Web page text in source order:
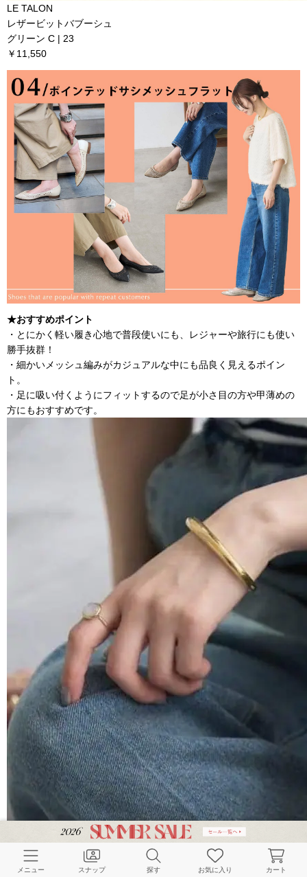
LE TALON
レザービットバブーシュ
グリーン C | 23
￥11,550
★おすすめポイント
・とにかく軽い履き心地で普段使いにも、レジャーや旅行にも使い
勝手抜群！
・細かいメッシュ編みがカジュアルな中にも品良く見えるポイン
ト。
・足に吸い付くようにフィットするので足が小さ目の方や甲薄めの
方にもおすすめです。
メニュー スナップ 探す お気に入り カート